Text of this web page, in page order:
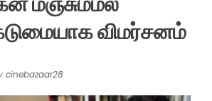
விமர்சனம்
cinebazaar28